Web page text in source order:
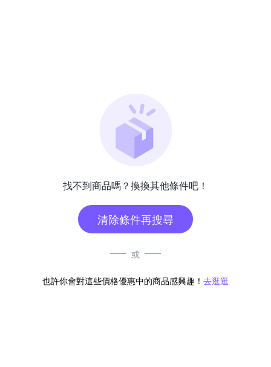
找不到商品嗎？換換其他條件吧！
清除條件再搜尋
或
也許你會對這些價格優惠中的商品感興趣！ 去逛逛